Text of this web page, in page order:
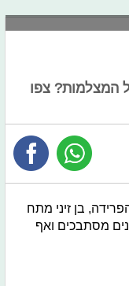
המצלמות? צפו
״רשת 13״), והרבה לפני הפרידה, בן זיני מתח
מסתבכים ואף